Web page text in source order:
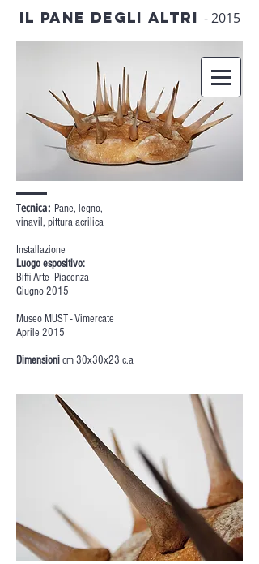
IL PANE DEGLI ALTRI - 2015
Tecnica: Pane, legno,
vinavil, pittura acrilica
Installazione
Luogo espositivo:
Biffi Arte Piacenza
Giugno 2015
Museo MUST - Vimercate
Aprile 2015
Dimensionicm 30x30x23 c.a